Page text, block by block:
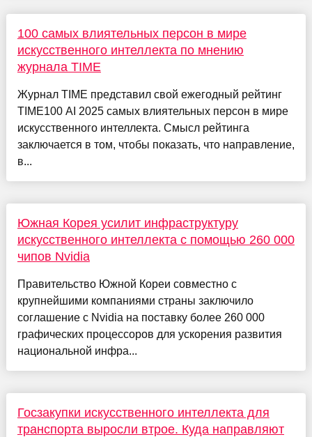
100 самых влиятельных персон в мире
искусственного интеллекта по мнению
журнала TIME
Журнал TIME представил свой ежегодный рейтинг
TIME100 AI 2025 самых влиятельных персон в мире
искусственного интеллекта. Смысл рейтинга
заключается в том, чтобы показать, что направление,
в...
Южная Корея усилит инфраструктуру
искусственного интеллекта с помощью 260 000
чипов Nvidia
Правительство Южной Кореи совместно с
крупнейшими компаниями страны заключило
соглашение с Nvidia на поставку более 260 000
графических процессоров для ускорения развития
национальной инфра...
Госзакупки искусственного интеллекта для
транспорта выросли втрое. Куда направляют